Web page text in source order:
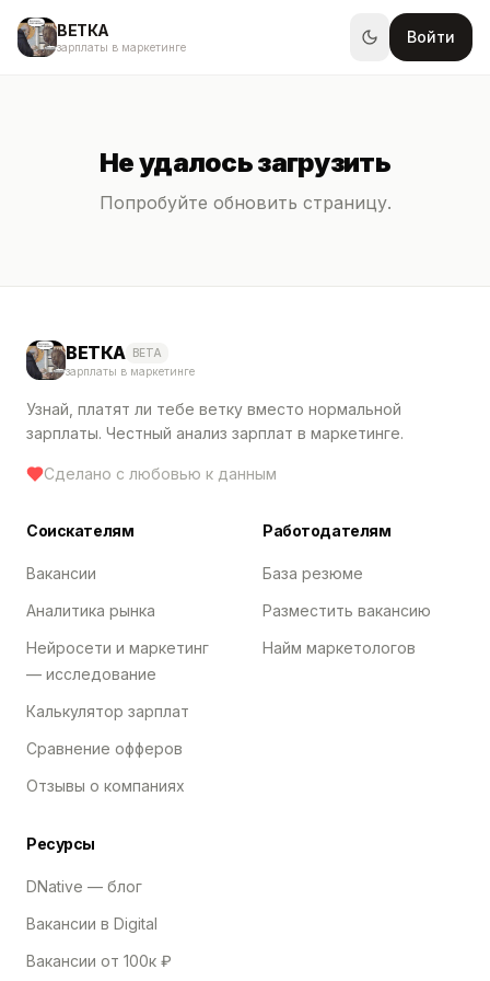
ВЕТКА
зарплаты в маркетинге
Войти
Не удалось загрузить
Попробуйте обновить страницу.
ВЕТКА BETA
зарплаты в маркетинге
Узнай, платят ли тебе ветку вместо нормальной
зарплаты. Честный анализ зарплат в маркетинге.
Сделано с любовью к данным
Соискателям
Вакансии
Аналитика рынка
Нейросети и маркетинг
— исследование
Калькулятор зарплат
Сравнение офферов
Отзывы о компаниях
Работодателям
База резюме
Разместить вакансию
Найм маркетологов
Ресурсы
DNative — блог
Вакансии в Digital
Вакансии от 100к ₽